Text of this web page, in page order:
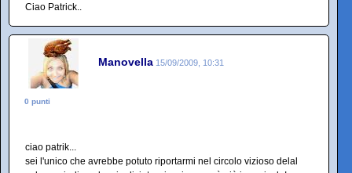
Ciao Patrick..
Manovella 15/09/2009, 10:31
0 punti
ciao patrik...
sei l'unico che avrebbe potuto riportarmi nel circolo vizioso delal